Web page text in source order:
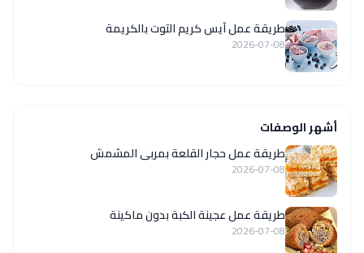
طريقة عمل آيس كريم التوت بالكريمة
2026-07-08
أشهر الوصفات
طريقة عمل حجار القلعة بمربى المشمش
2026-07-08
طريقة عمل عجينة الكبة بدون ماكينة
2026-07-08